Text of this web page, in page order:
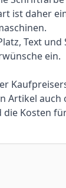
ist daher
Text
ein.
Kosten